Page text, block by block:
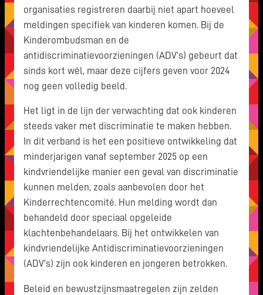
organisaties registreren daarbij niet apart hoeveel
meldingen specifiek van kinderen komen. Bij de
Kinderombudsman en de
antidiscriminatievoorzieningen (ADV’s) gebeurt dat
sinds kort wél, maar deze cijfers geven voor 2024
nog geen volledig beeld.
Het ligt in de lijn der verwachting dat ook kinderen
steeds vaker met discriminatie te maken hebben.
In dit verband is het een positieve ontwikkeling dat
minderjarigen vanaf september 2025 op een
kindvriendelijke manier een geval van discriminatie
kunnen melden, zoals aanbevolen door het
Kinderrechtencomité. Hun melding wordt dan
behandeld door speciaal opgeleide
klachtenbehandelaars. Bij het ontwikkelen van
kindvriendelijke Antidiscriminatievoorzieningen
(ADV’s) zijn ook kinderen en jongeren betrokken.
Beleid en bewustzijnsmaatregelen zijn zelden